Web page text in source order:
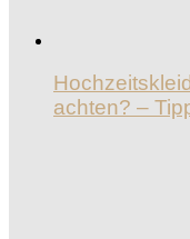
achten? –